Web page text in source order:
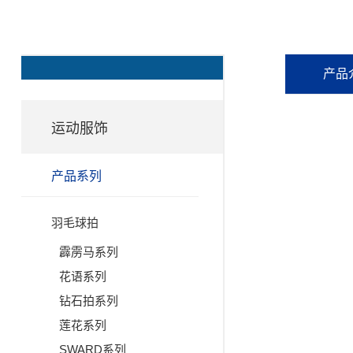
产品
运动服饰
产品系列
羽毛球拍
霹雳马系列
花语系列
钻石拍系列
莲花系列
SWARD系列